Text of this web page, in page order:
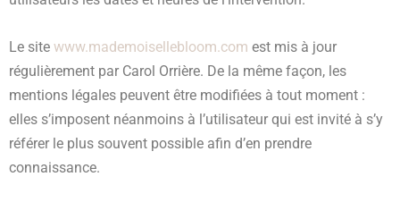
Le site www.mademoisellebloom.com est mis à jour
régulièrement par Carol Orrière. De la même façon, les
mentions légales peuvent être modifiées à tout moment :
elles s’imposent néanmoins à l’utilisateur qui est invité à s’y
référer le plus souvent possible afin d’en prendre
connaissance.